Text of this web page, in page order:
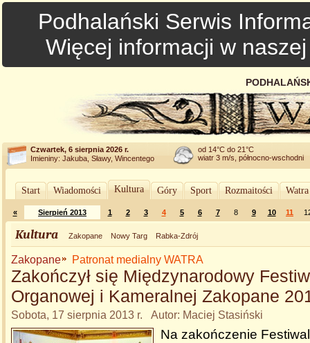
Podhalański Serwis
Więcej informacji w
Czwartek, 6 sierpnia 2026 r.
Imieniny: Jakuba, Sławy, Wincentego
od 14°C do 21°C
wiatr 3 m/s, północno-wschodni
Start Wiadomości Kultura Góry Sport Rozmaitości
« Sierpień 2013 1 2 3 4 5 6 7 8 9 10 11
Kultura Zakopane Nowy Targ Rabka-Zdrój
Zakopane Patronat medialny WATRA
Zakończył się Międzynarodowy
Organowej i Kameralnej Zakopane
Sobota, 17 sierpnia 2013 r. Autor: Maciej Stasiński
Na zakończenie